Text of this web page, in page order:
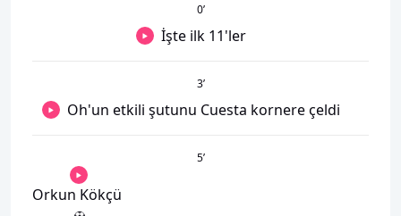
0’
İşte ilk 11'ler
3’
Oh'un etkili şutunu Cuesta kornere çeldi
5’
Orkun Kökçü